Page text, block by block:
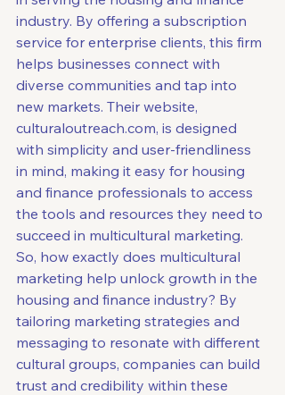
industry. By offering a subscription
service for enterprise clients, this firm
helps businesses connect with
diverse communities and tap into
new markets. Their website,
culturaloutreach.com, is designed
with simplicity and user-friendliness
in mind, making it easy for housing
and finance professionals to access
the tools and resources they need to
succeed in multicultural marketing.
So, how exactly does multicultural
marketing help unlock growth in the
housing and finance industry? By
tailoring marketing strategies and
messaging to resonate with different
cultural groups, companies can build
trust and credibility within these